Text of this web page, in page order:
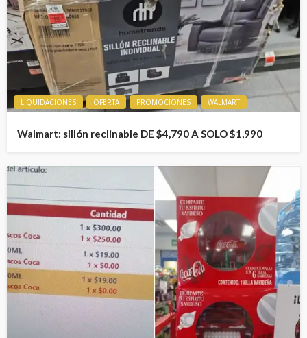
LIQUIDACIONES OFERTA PROMOCIONES WALMART
Walmart: sillón reclinable DE $4,790 A SOLO $1,990